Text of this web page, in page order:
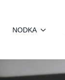
NODKA